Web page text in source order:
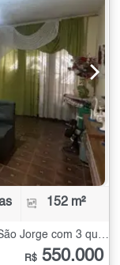
152 m²
R$ 550.000